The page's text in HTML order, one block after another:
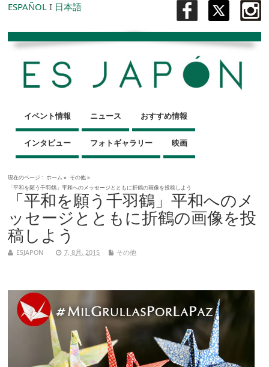
ESPAÑOL I 日本語
イベント情報 ニュース おすすめ情報
インタビュー フォトギャラリー 映画
現在のページ : ホーム » その他»
「平和を願う千羽鶴」平和へのメッセージとともに折鶴の画像を投稿しよう
「平和を願う千羽鶴」平和へのメ
ッセージとともに折鶴の画像を投
稿しよう
ESJAPON 7, 8月, 2015 その他